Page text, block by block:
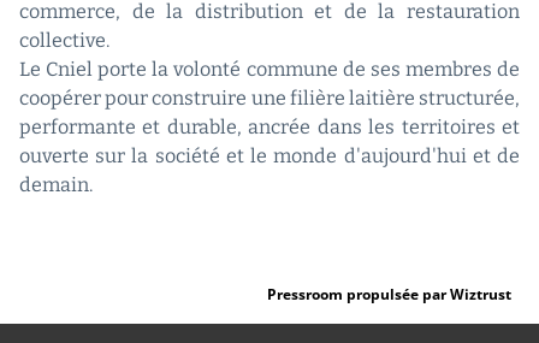
commerce, de la distribution et de la restauration
collective.
Le Cniel porte la volonté commune de ses membres de
coopérer pour construire une filière laitière structurée,
performante et durable, ancrée dans les territoires et
ouverte sur la société et le monde d'aujourd'hui et de
demain.
Pressroom propulsée par Wiztrust